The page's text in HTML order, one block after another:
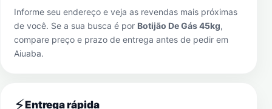
Informe seu endereço e veja as revendas mais próximas
de você. Se a sua busca é por Botijão De Gás 45kg,
compare preço e prazo de entrega antes de pedir em
Aiuaba.
⚡Entrega rápida